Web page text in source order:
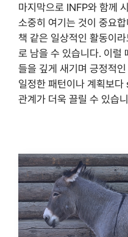
마지막으로 INFP와 함께
소중히 여기는 것이 중요
책 같은 일상적인 활동이
로 남을 수 있습니다. 이럴
들을 깊게 새기며 긍정적
일정한 패턴이나 계획보
관계가 더욱 끌릴 수 있습